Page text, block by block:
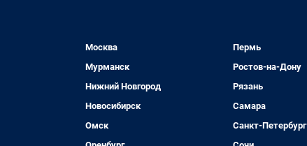
Москва
Мурманск
Нижний Новгород
Новосибирск
Омск
Пермь
Ростов-на-Дону
Рязань
Самара
Санкт-Петербург